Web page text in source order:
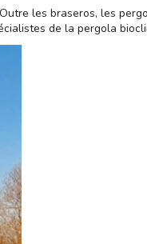
les braseros, les
de la pergola